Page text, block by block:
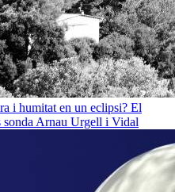
i humitat en un eclipsi? El
Arnau Urgell i Vidal